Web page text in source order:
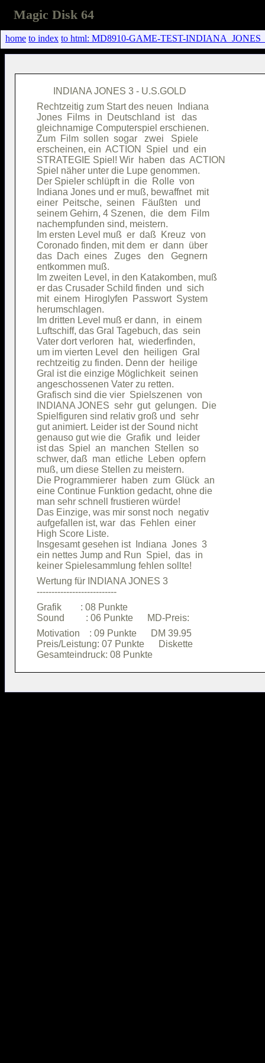
Magic Disk 64
home to index to html: MD8910-GAME-TEST-
Rechtzeitig zum Start des neuen  Indiana
Jones  Films  in  Deutschland  ist   das
gleichnamige Computerspiel erschienen.
Zum  Film  sollen  sogar   zwei   Spiele
erscheinen, ein  ACTION  Spiel  und  ein
STRATEGIE Spiel! Wir  haben  das  ACTION
Spiel näher unter die Lupe genommen.
Der Spieler schlüpft in  die  Rolle  von
Indiana Jones und er muß, bewaffnet  mit
einer  Peitsche,  seinen   Fäußten   und
seinem Gehirn, 4 Szenen,  die  dem  Film
nachempfunden sind, meistern.
Im ersten Level muß  er  daß  Kreuz  von
Coronado finden, mit dem  er  dann  über
das  Dach  eines   Zuges   den   Gegnern
entkommen muß.
Im zweiten Level, in den Katakomben, muß
er das Crusader Schild finden  und  sich
mit  einem  Hiroglyfen  Passwort  System
herumschlagen.
Im dritten Level muß er dann,  in  einem
Luftschiff, das Gral Tagebuch, das  sein
Vater dort verloren  hat,  wiederfinden,
um im vierten Level  den  heiligen  Gral
rechtzeitig zu finden. Denn der  heilige
Gral ist die einzige Möglichkeit  seinen
angeschossenen Vater zu retten.
Grafisch sind die vier  Spielszenen  von
INDIANA JONES  sehr  gut  gelungen.  Die
Spielfiguren sind relativ groß und  sehr
gut animiert. Leider ist der Sound nicht
genauso gut wie die  Grafik  und  leider
ist das  Spiel  an  manchen  Stellen  so
schwer, daß  man  etliche  Leben  opfern
muß, um diese Stellen zu meistern.
Die Programmierer  haben  zum  Glück  an
eine Continue Funktion gedacht, ohne die
man sehr schnell frustieren würde!
Das Einzige, was mir sonst noch  negativ
aufgefallen ist, war  das  Fehlen  einer
High Score Liste.
Insgesamt gesehen ist  Indiana  Jones  3
ein nettes Jump and Run  Spiel,  das  in
Wertung für INDIANA JONES 3
Grafik        : 08 Punkte
Motivation    : 09 Punkte      DM 39.95
Preis/Leistung: 07 Punkte      Diskette